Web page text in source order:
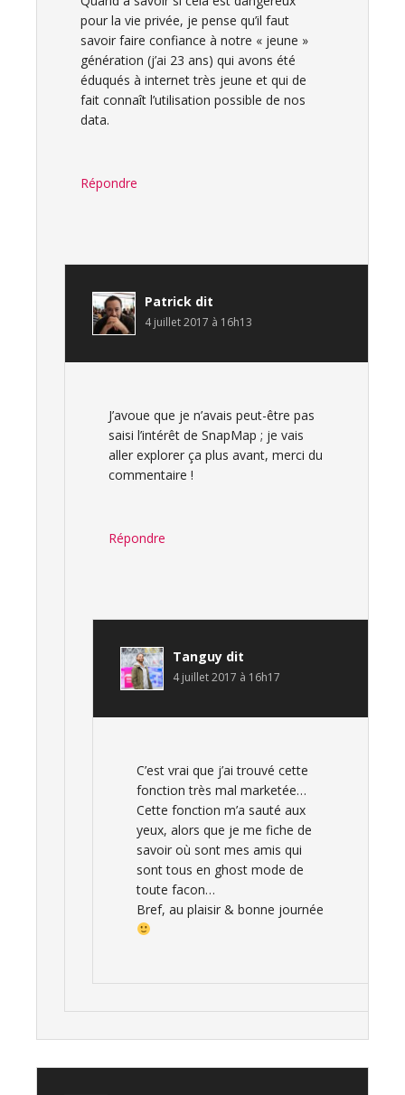
pour la vie privée, je pense qu’il faut
savoir faire confiance à notre « jeune »
génération (j’ai 23 ans) qui avons été
éduqués à internet très jeune et qui de
fait connaît l’utilisation possible de nos
data.
Répondre
Patrick dit
4 juillet 2017 à 16h13
J’avoue que je n’avais peut-être pas
saisi l’intérêt de SnapMap ; je vais
aller explorer ça plus avant, merci du
commentaire !
Répondre
Tanguy dit
4 juillet 2017 à 16h17
C’est vrai que j’ai trouvé cette
fonction très mal marketée…
Cette fonction m’a sauté aux
yeux, alors que je me fiche de
savoir où sont mes amis qui
sont tous en ghost mode de
toute facon…
Bref, au plaisir & bonne journée